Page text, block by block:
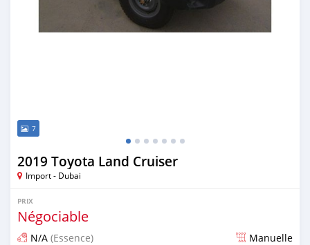
7
2019 Toyota Land Cruiser
Import - Dubai
PRIX
Négociable
N/A (Essence) Manuelle